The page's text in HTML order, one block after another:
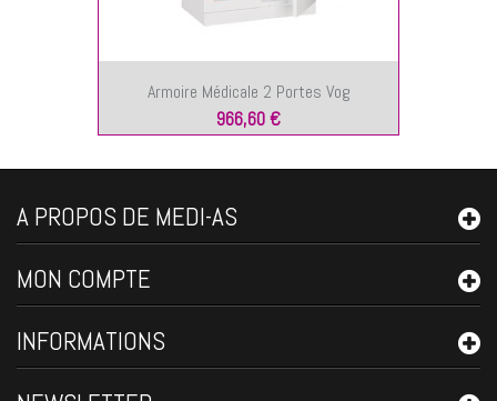
Armoire Médicale 2 Portes Vog
966,60 €
A PROPOS DE MEDI-AS
MON COMPTE
INFORMATIONS